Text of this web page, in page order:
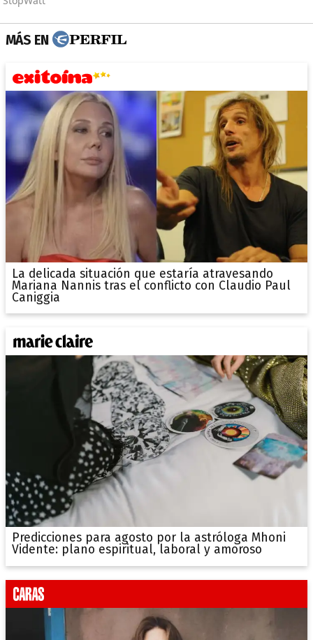
MÁS EN
La delicada situación que estaría atravesando
Mariana Nannis tras el conflicto con Claudio Paul
Caniggia
Predicciones para agosto por la astróloga Mhoni
Vidente: plano espiritual, laboral y amoroso